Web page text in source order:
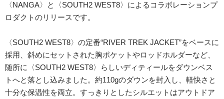
〈NANGA〉と〈SOUTH2 WEST8〉によるコラボレーションプ
ロダクトのリリースです。
〈SOUTH2 WEST8〉の定番“RIVER TREK JACKET”をベースに
採用、斜めにセットされた胸ポケットやロッドホルダーなど、
随所に〈SOUTH2 WEST8〉らしいディティールをダウンベス
トへと落とし込みました。約110gのダウンを封入し、軽快さと
十分な保温性を両立。すっきりとしたシルエットはアウトドア